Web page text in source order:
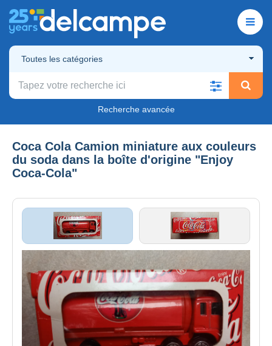
Toutes les catégories
Recherche avancée
Coca Cola Camion miniature aux couleurs
du soda dans la boîte d'origine "Enjoy
Coca-Cola"